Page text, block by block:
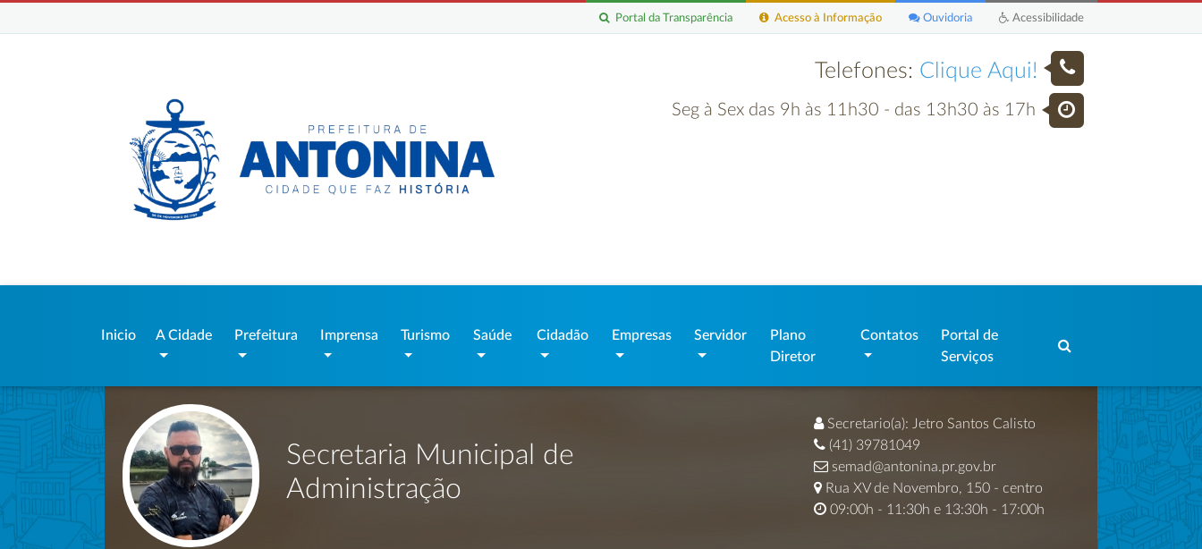
Acessibilidade
Ouvidoria
Acesso à Informação
Portal da Transparência
Telefones: Clique Aqui!
Seg à Sex das 9h às 11h30 - das 13h30 às 17h
Inicio A Cidade Prefeitura Imprensa Turismo Saúde Cidadão Empresas Servidor
Plano
Diretor
Contatos
Portal de
Serviços
Secretaria Municipal de
Administração
Secretario(a): Jetro Santos Calisto
(41) 39781049
semad@antonina.pr.gov.br
Rua XV de Novembro, 150 - centro
09:00h - 11:30h e 13:30h - 17:00h